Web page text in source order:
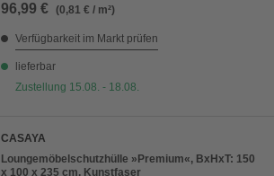
96,99 € (0,81 € / m²)
Verfügbarkeit im Markt prüfen
lieferbar
Zustellung 15.08. - 18.08.
CASAYA
Loungemöbelschutzhülle »Premium«, BxHxT: 150
x 100 x 235 cm, Kunstfaser